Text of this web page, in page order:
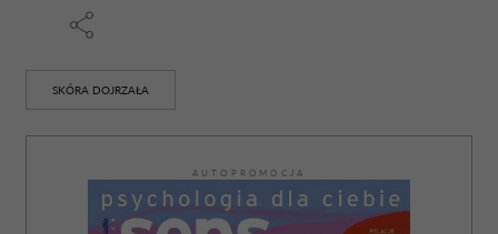
SKÓRA DOJRZAŁA
AUTOPROMOCJA